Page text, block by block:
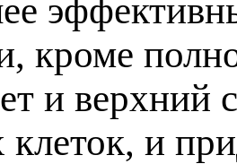
кроме
и верхний
клеток, и